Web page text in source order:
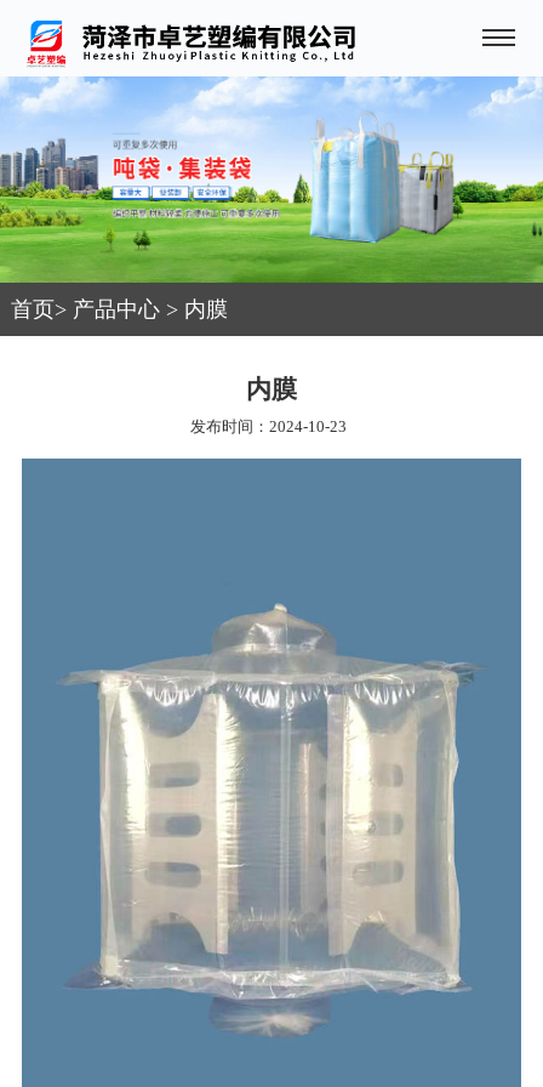
首页> 产品中心> 内膜
内膜
发布时间：2024-10-23